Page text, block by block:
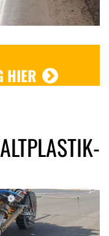
HIER